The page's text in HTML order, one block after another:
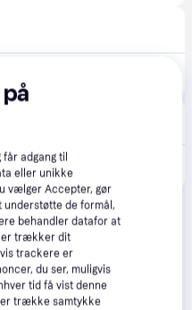
Hori HOTAS Flight Control System Joystick og Håndtag til PC - 61 Knapper
Eller 3 betalinger af 848 kr.
adgang til
eller unikke
vælger Accepter, gør
understøtte de formål,
behandler datafor at
trækker dit
trackere er
du ser, muligvis
tid få vist denne
trække samtykke